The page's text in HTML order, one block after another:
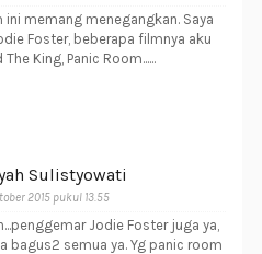
ini memang menegangkan. Saya
Foster, beberapa filmnya aku
King, Panic Room......
Sulistyowati
2015 pukul 13.55
Jodie Foster juga ya,
bagus2 semua ya. Yg panic room